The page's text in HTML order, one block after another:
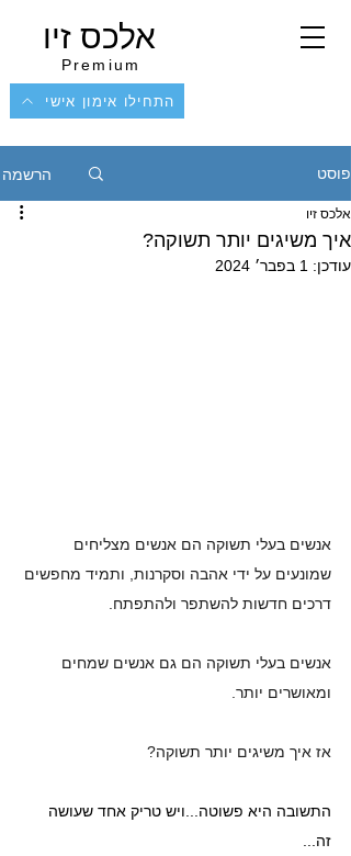
אלכס זיו
Premium
התחילו אימון אישי
פוסט הרשמה
איך משיגים יותר תשוקה?
אלכס זיו
עודכן: 1 בפבר׳ 2024
אנשים בעלי תשוקה הם אנשים מצליחים
שמונעים על ידי אהבה וסקרנות, ותמיד מחפשים
דרכים חדשות להשתפר ולהתפתח.
אנשים בעלי תשוקה הם גם אנשים שמחים
ומאושרים יותר.
אז איך משיגים יותר תשוקה?
התשובה היא פשוטה...ויש טריק אחד שעושה
זה...